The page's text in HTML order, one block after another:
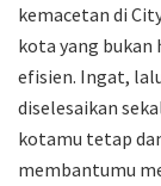
kemacetan di
kota yang bukan
efisien. Ingat,
diselesaikan
kotamu tetap
membantumu